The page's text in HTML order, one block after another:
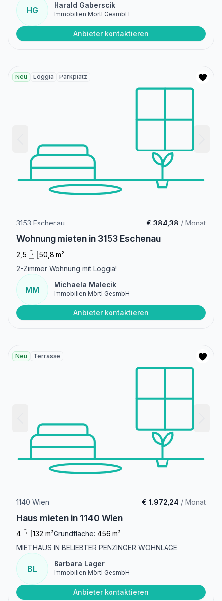
HG
Harald Gaberscik
Immobilien Mörtl GesmbH
Anbieter kontaktieren
Neu Loggia Parkplatz
3153 Eschenau € 384,38 / Monat
Wohnung mieten in 3153 Eschenau
2,5
50,8 m²
2-Zimmer Wohnung mit Loggia!
MM
Michaela Malecik
Immobilien Mörtl GesmbH
Anbieter kontaktieren
Neu Terrasse
1140 Wien € 1.972,24 / Monat
Haus mieten in 1140 Wien
4 132 m²Grundfläche: 456 m²
MIETHAUS IN BELIEBTER PENZINGER WOHNLAGE
BL
Barbara Lager
Immobilien Mörtl GesmbH
Anbieter kontaktieren